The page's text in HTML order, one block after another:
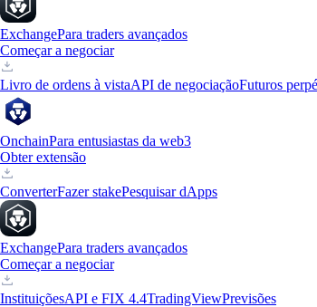
ExchangePara traders avançados
Começar a negociar
Livro de ordens à vistaAPI de negociaçãoFuturos
OnchainPara entusiastas da web3
Obter extensão
ConverterFazer stakePesquisar dApps
ExchangePara traders avançados
Começar a negociar
InstituiçõesAPI e FIX 4.4TradingViewPrevisões